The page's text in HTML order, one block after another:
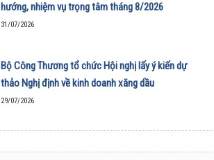
hướng, nhiệm vụ trọng tâm tháng 8/2026
31/07/2026
Bộ Công Thương tổ chức Hội nghị lấy ý kiến dự
thảo Nghị định về kinh doanh xăng dầu
29/07/2026